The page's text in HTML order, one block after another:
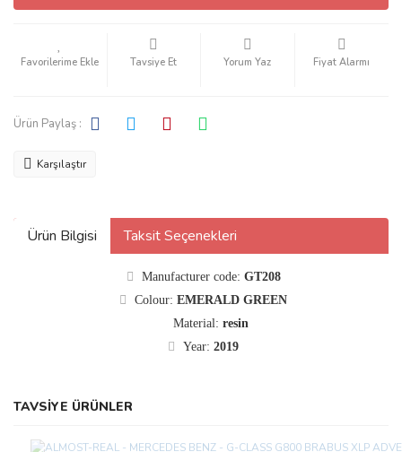
Tavsiye Et Yorum Yaz Fiyat Alarmı
Ürün Paylaş :
Karşılaştır
Ürün Bilgisi Taksit Seçenekleri
Manufacturer code: GT208
Colour: EMERALD GREEN
Material: resin
Year: 2019
TAVSİYE ÜRÜNLER